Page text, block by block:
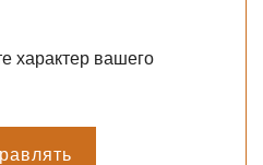
характер вашего